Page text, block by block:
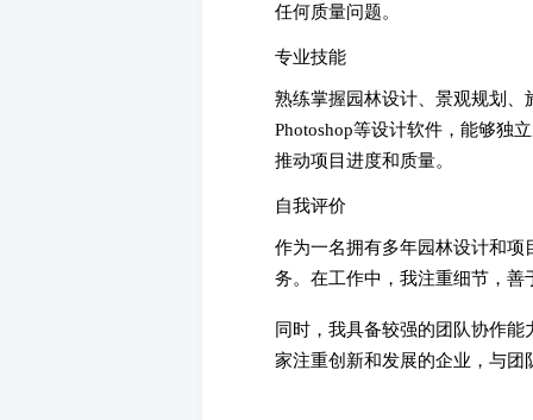
任何质量问题。
专业技能
熟练掌握园林设计、景观规划、
Photoshop等设计软件，能够独
推动项目进度和质量。
自我评价
作为一名拥有多年园林设计和
务。在工作中，我注重细节，
同时，我具备较强的团队协作
家注重创新和发展的企业，与团